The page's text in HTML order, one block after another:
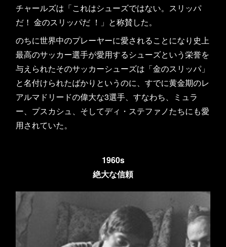
チャールズは「これはシューズではない。スリッパ
だ！ 金のスリッパだ ！」と称賛した。
のちに世界中のプレーヤーに愛されることになり史上
最高のサッカー選手が愛用するシューズという栄誉を
与えられたそのサッカーシューズは「金のスリッパ」
と名付けられたばかりというのに、すでに黄金期のレ
アルマドリードの偉大な3選手、すなわち、ミュラ
ー、プスカシュ、そしてディ・ステファノたちにも愛
用されていた。
1960s
絶大な信頼